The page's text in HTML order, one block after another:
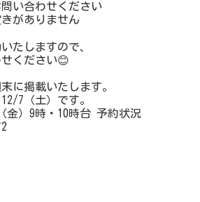
せください
ません
たしますので、
ください😊
に掲載いたします。
7（土）です。
金）9時・10時台 予約状況